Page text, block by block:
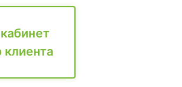
клиента